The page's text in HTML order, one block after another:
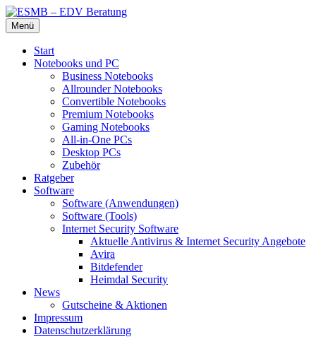
ESMB – EDV Beratung
Menü Zum
Inhalt
springen
Start
Notebooks und PC
Business Notebooks
Allrounder Notebooks
Convertible Notebooks
Premium Notebooks
Gaming Notebooks
All-in-One PCs
Desktop PCs
Zubehör
Ratgeber
Software
Software (Anwendungen)
Software (Tools)
Internet Security Software
Aktuelle Antivirus & Internet Security Angebote
Avira
Bitdefender
Heimdal Security
News
Gutscheine & Aktionen
Impressum
Datenschutzerklärung